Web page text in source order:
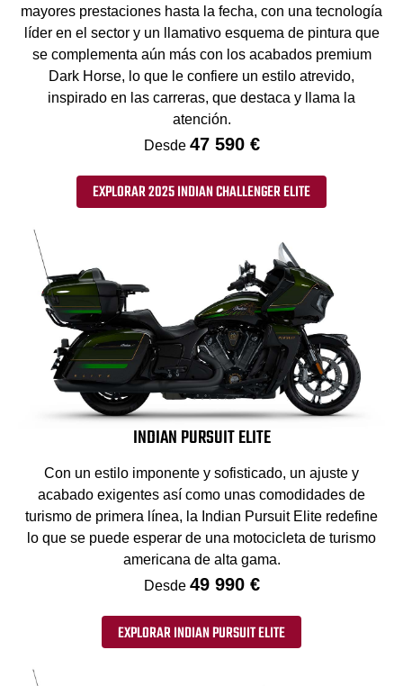
mayores prestaciones hasta la fecha, con una tecnología
líder en el sector y un llamativo esquema de pintura que
se complementa aún más con los acabados premium
Dark Horse, lo que le confiere un estilo atrevido,
inspirado en las carreras, que destaca y llama la
atención.
Desde 47 590 €
EXPLORAR 2025 INDIAN CHALLENGER ELITE
INDIAN PURSUIT ELITE
Con un estilo imponente y sofisticado, un ajuste y
acabado exigentes así como unas comodidades de
turismo de primera línea, la Indian Pursuit Elite redefine
lo que se puede esperar de una motocicleta de turismo
americana de alta gama.
Desde 49 990 €
EXPLORAR INDIAN PURSUIT ELITE